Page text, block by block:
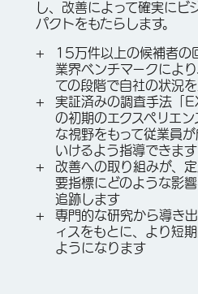
し、改善によって確実にビ
パクトをもたらします。
15万件以上の候補者の
業界ベンチマークによ
ての段階で自社の状況
実証済みの調査手法「
の初期のエクスペリエ
な視野をもって従業員
いけるよう指導できます
改善への取り組みが、
要指標にどのような影
追跡します
専門的な研究から導き
ィスをもとに、より短
ようになります